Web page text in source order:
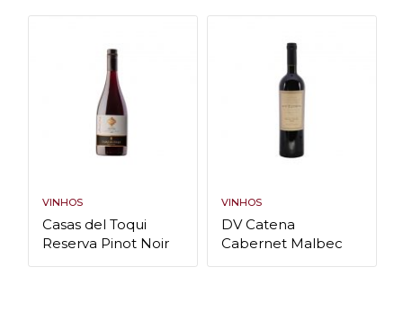
VINHOS
Casas del Toqui
Reserva Pinot Noir
VINHOS
DV Catena
Cabernet Malbec